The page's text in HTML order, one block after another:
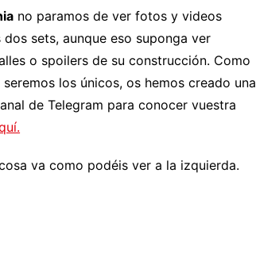
no paramos de ver fotos y videos
sets, aunque eso suponga ver
o spoilers de su construcción. Como
los únicos, os hemos creado una
de Telegram para conocer vuestra
va como podéis ver a la izquierda.